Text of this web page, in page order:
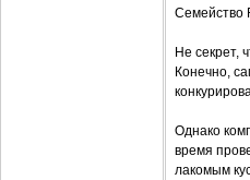
Семейство
Не секрет,
Конечно,
Однако
время
лакомым